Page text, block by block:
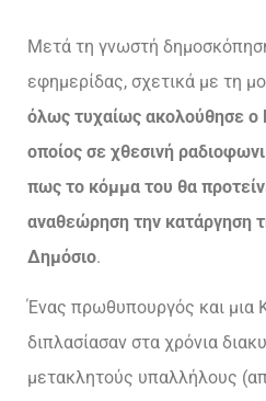
Μετά τη γνωστή
εφημερίδας, σχετικά με τη
όλως τυχαίως ακολούθησε
οποίος σε χθεσινή
πως το κόμμα του θα
αναθεώρηση την κατάργηση
Δημόσιο.
Ένας πρωθυπουργός και μια
διπλασίασαν στα χρόνια
μετακλητούς υπαλλήλους